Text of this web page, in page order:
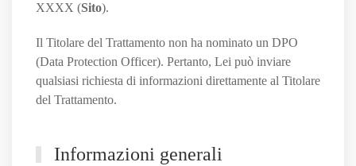
XXXX (Sito).
Il Titolare del Trattamento non ha nominato un DPO
(Data Protection Officer). Pertanto, Lei può inviare
qualsiasi richiesta di informazioni direttamente al Titolare
del Trattamento.
Informazioni generali